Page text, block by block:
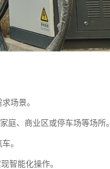
场景。
庭、商业区或停车场等场所。
。
智能化操作。